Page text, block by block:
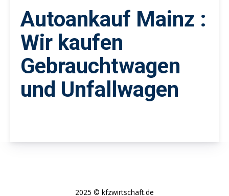
Autoankauf Mainz :
Wir kaufen
Gebrauchtwagen
und Unfallwagen
2025 © kfzwirtschaft.de